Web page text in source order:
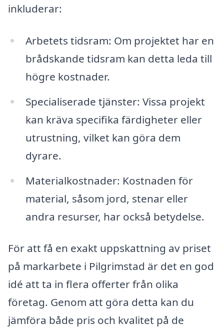
inkluderar:
Arbetets tidsram: Om projektet har en
brådskande tidsram kan detta leda till
högre kostnader.
Specialiserade tjänster: Vissa projekt
kan kräva specifika färdigheter eller
utrustning, vilket kan göra dem
dyrare.
Materialkostnader: Kostnaden för
material, såsom jord, stenar eller
andra resurser, har också betydelse.
För att få en exakt uppskattning av priset
på markarbete i Pilgrimstad är det en god
idé att ta in flera offerter från olika
företag. Genom att göra detta kan du
jämföra både pris och kvalitet på de